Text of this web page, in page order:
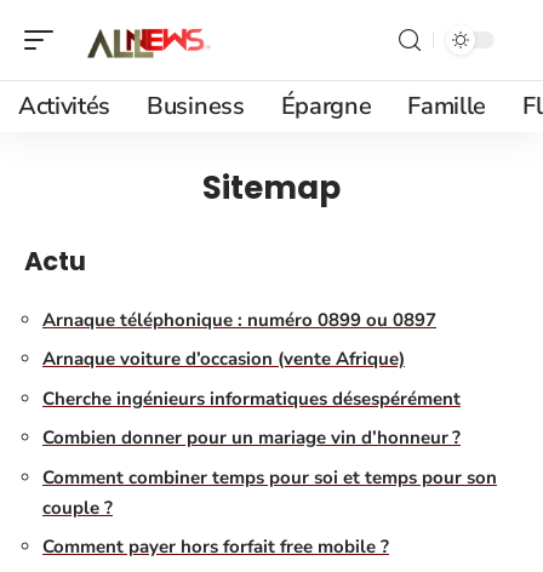
Activités Business Épargne Famille
Sitemap
Actu
Arnaque téléphonique : numéro 0899 ou 0897
Arnaque voiture d’occasion (vente Afrique)
Cherche ingénieurs informatiques désespérément
Combien donner pour un mariage vin d’honneur ?
Comment combiner temps pour soi et temps pour son
couple ?
Comment payer hors forfait free mobile ?